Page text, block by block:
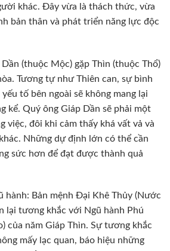
khác. Đây vừa là thách thức, vừa
bản thân và phát triển năng lực độc
(thuộc Mộc) gặp Thìn (thuộc Thổ)
Tương tự như Thiên can, sự bình
tố bên ngoài sẽ không mang lại
kể. Quý ông Giáp Dần sẽ phải một
việc, đôi khi cảm thấy khá vất vả và
Những dự định lớn có thể cần
sức hơn để đạt được thành quả
hành: Bản mệnh Đại Khê Thủy (Nước
lại tương khắc với Ngũ hành Phú
của năm Giáp Thìn. Sự tương khắc
mấy lạc quan, báo hiệu những